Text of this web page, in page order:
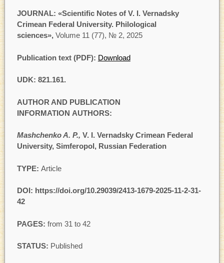
JOURNAL: «Scientific Notes of V. I. Vernadsky
Crimean Federal University. Philological
sciences», Volume 11 (77), № 2, 2025
Publication text (PDF): Download
UDK: 821.161.
AUTHOR AND PUBLICATION
INFORMATION AUTHORS:
Mashchenko A. P., V. I. Vernadsky Crimean Federal
University, Simferopol, Russian Federation
TYPE: Article
DOI: https://doi.org/10.29039/2413-1679-2025-11-2-31-
42
PAGES: from 31 to 42
STATUS: Published